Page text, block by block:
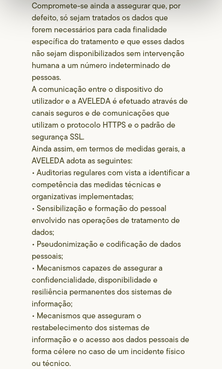
Compromete-se ainda a assegurar que, por
defeito, só sejam tratados os dados que
forem necessários para cada finalidade
específica do tratamento e que esses dados
não sejam disponibilizados sem intervenção
humana a um número indeterminado de
pessoas.
A comunicação entre o dispositivo do
utilizador e a AVELEDA é efetuado através de
canais seguros e de comunicações que
utilizam o protocolo HTTPS e o padrão de
segurança SSL.
Ainda assim, em termos de medidas gerais, a
AVELEDA adota as seguintes:
• Auditorias regulares com vista a identificar a
competência das medidas técnicas e
organizativas implementadas;
• Sensibilização e formação do pessoal
envolvido nas operações de tratamento de
dados;
• Pseudonimização e codificação de dados
pessoais;
• Mecanismos capazes de assegurar a
confidencialidade, disponibilidade e
resiliência permanentes dos sistemas de
informação;
• Mecanismos que asseguram o
restabelecimento dos sistemas de
informação e o acesso aos dados pessoais de
forma célere no caso de um incidente físico
ou técnico.